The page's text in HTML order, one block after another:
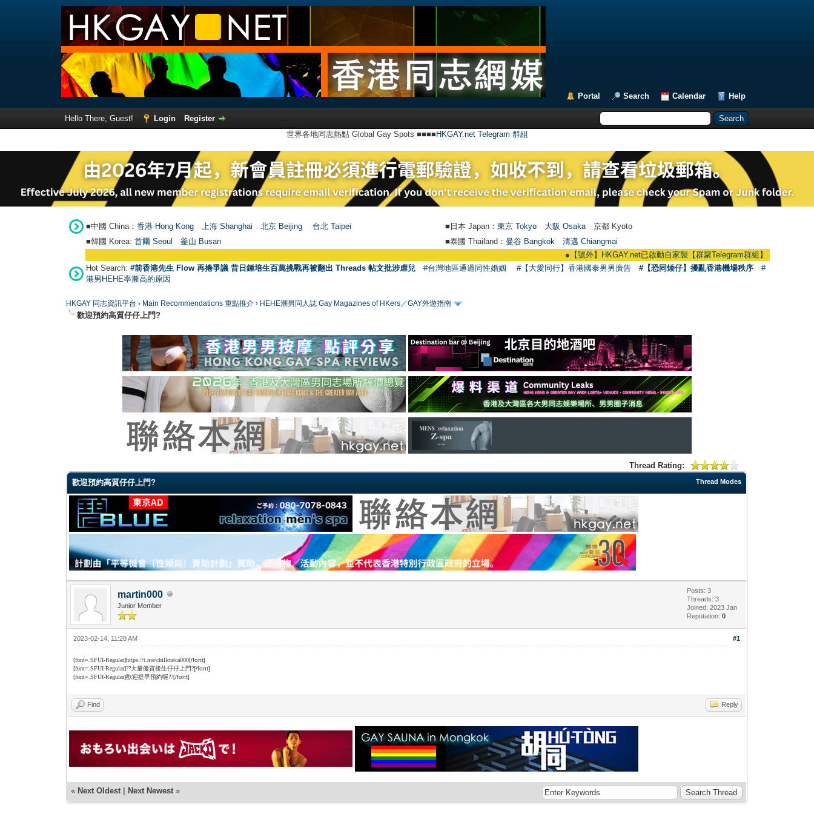
Portal Search Calendar Help
Hello There, Guest! Login
Register
世界各地同志熱點 Global Gay Spots ■■■■ HKGAY.net Telegram 群組
■中國 China： 香港 Hong Kong 上海 Shanghai 北京 Beijing 台北 Taipei ■日本 Japan： 東京 Tokyo 大阪 Osaka 京都 Kyoto
■韓國 Korea: 首爾 Seou 釜山 Busan ■泰國 Thailand： 曼谷 Bangkok
清邁 Chiangmai
【號外】HKGAY.net已啟動自家製【群聚Telegram群組】 HKGAY.net
Hot Search: #前香港先生 Flow 再捲爭議 昔日鍾培生百萬挑戰再被翻出 Threads 帖文批涉虐兒 #台灣地區通過同性婚姻 #【大愛同行】香港國泰男男廣告 #【恐同矮仔】擾亂香港機場秩序
#
港男HEHE率漸高的原因
HKGAY 同志資訊平台 › Main Recommendations 重點推介 › HEHE潮男同人誌 Gay Magazines of HKers／GAY外遊指南
歡迎預約高質仔仔上門?
Thread Rating:
Thread Modes
歡迎預約高質仔仔上門?
martin000
Junior Member
Posts: 3
Threads: 3
Joined: 2023 Jan
Reputation:0
#1
2023-02-14, 11:28 AM
[font=.SFUI-Regular]https://t.me/chilloutca000[/font]
[font=.SFUI-Regular]??大量優質後生仔仔上門?[/font]
[font=.SFUI-Regular]歡迎提早預約喔??[/font]
Find Reply
« Next Oldest | Next Newest »